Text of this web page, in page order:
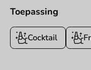
Toepassing
Cocktail